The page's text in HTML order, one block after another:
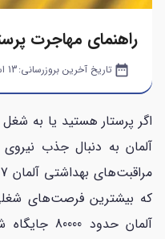
راهنمای مهاجرت
date_range تاریخ آخرین بروزرسانی:13 اسفند 1403
اگر پرستار هستید یا به شغل
آلمان به دنبال جذب
که بیشترین فرصت‌های
آلمان حدود